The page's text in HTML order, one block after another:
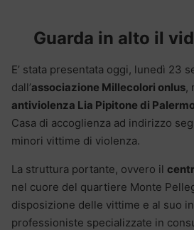
Guarda in alto il
E’ stata presentata oggi, lunedì 23
dall’associazione Millecolori onlus,
antiviolenza Lia Pipitone di
Casa di accoglienza ad indirizzo
minori vittime di violenza.
La struttura portante, ovvero il
nel cuore del quartiere Monte
disposizione delle vittime e al suo
professioniste specializzate in